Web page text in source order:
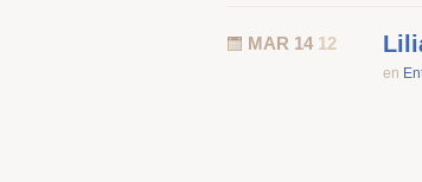
MAR 14 12
en